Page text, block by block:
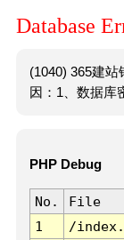
Database
(1040) 365建
因：1、数据库
PHP Debug
No. File
1
/